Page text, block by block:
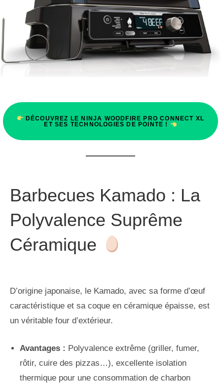
DÉCOUVREZ LE NINJA WOODFIRE PRO CONNECT XL
ET SES TECHNOLOGIES DE POINTE !
Barbecues Kamado : La
Polyvalence Suprême
Céramique
D’origine japonaise, le Kamado, avec sa forme d’œuf
caractéristique et sa coque en céramique épaisse, est
un véritable four d’extérieur.
Avantages : Polyvalence extrême (griller, fumer,
rôtir, cuire des pizzas…), excellente isolation
thermique pour une consommation de charbon